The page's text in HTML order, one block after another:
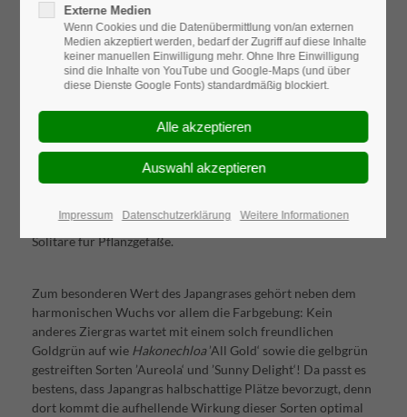
Externe Medien
Wenn Cookies und die Datenübermittlung von/an externen
Medien akzeptiert werden, bedarf der Zugriff auf diese Inhalte
keiner manuellen Einwilligung mehr. Ohne Ihre Einwilligung
sind die Inhalte von YouTube und Google-Maps (und über
diese Dienste Google Fonts) standardmäßig blockiert.
Impressum Datenschutzerklärung Weitere Informationen
Dieses wunderbare aus Japan stammende Gras ist wie
geschaffen für elegante Staudenrabatten mit Farnen, Funkien
und anderen Blattschmuckpflanzen! Gleichmäßig und weich
legen sich die schmalen Halme übereinander und bilden auf
diese Weise buschige runde Kissen von 20 bis 60 cm Höhe.
Steine, kaschieren Übergänge und sind hervorragende
Solitäre für Pflanzgefäße.
Zum besonderen Wert des Japangrases gehört neben dem
harmonischen Wuchs vor allem die Farbgebung: Kein
anderes Ziergras wartet mit einem solch freundlichen
Goldgrün auf wie Hakonechloa’All Gold‘ sowie die gelbgrün
gestreiften Sorten ’Aureola‘ und ’Sunny Delight‘! Da passt es
bestens, dass Japangras halbschattige Plätze bevorzugt, denn
dort kommt die aufhellende Wirkung dieser Sorten optimal